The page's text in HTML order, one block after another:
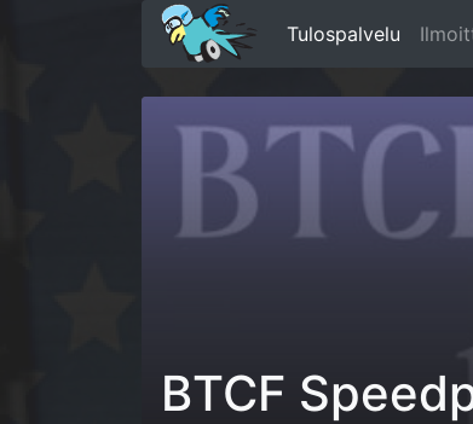
Tulospalvelu
BTCF